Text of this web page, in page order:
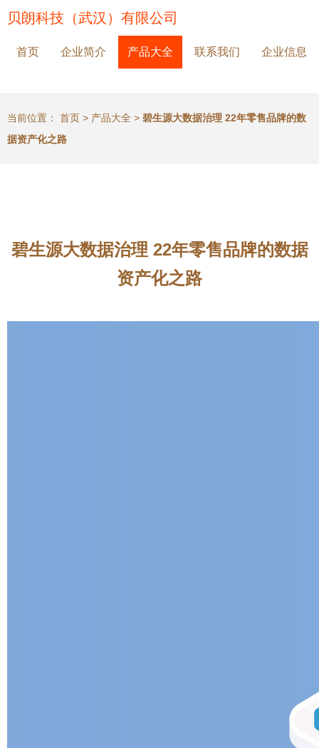
贝朗科技（武汉）有限公司
首页 企业简介 产品大全 联系我们 企业信息
当前位置： 首页 > 产品大全 > 碧生源大数据治理 22年零售品牌的数
据资产化之路
碧生源大数据治理 22年零售品牌的数据
资产化之路